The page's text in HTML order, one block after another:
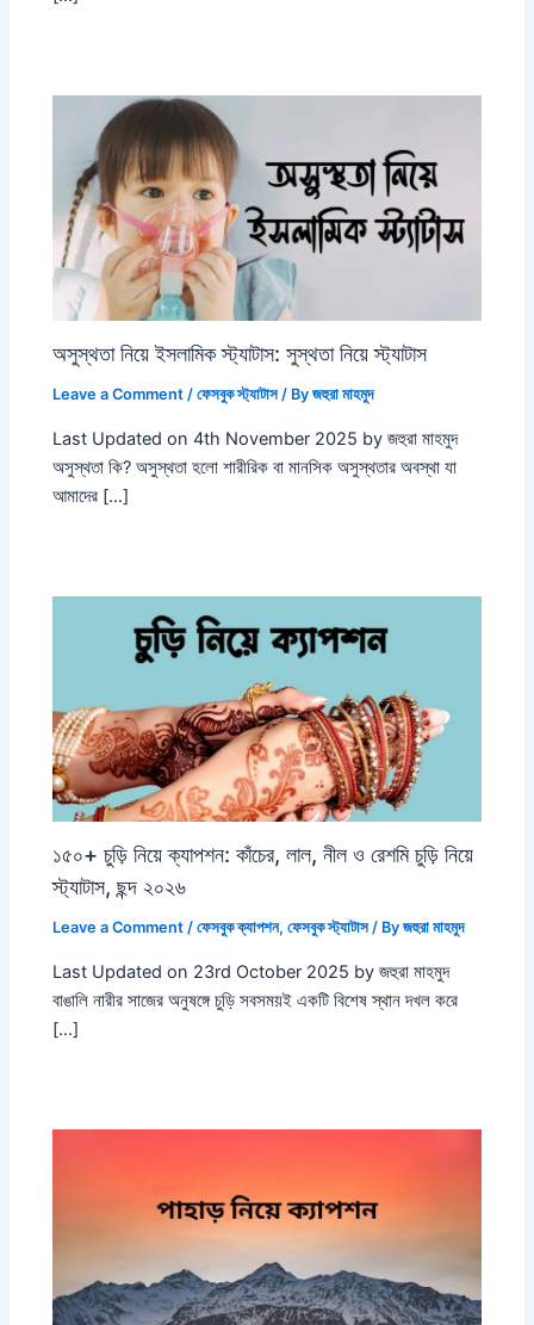
অসুস্থতা নিয়ে ইসলামিক স্ট্যাটাস: সুস্থতা নিয়ে স্ট্যাটাস
Leave a Comment /ফেসবুক স্ট্যাটাস/ Byজহুরা মাহমুদ
Last Updated on 4th November 2025 by জহুরা মাহমুদ
অসুস্থতা কি? অসুস্থতা হলো শারীরিক বা মানসিক অসুস্থতার অবস্থা যা
আমাদের […]
১৫০+ চুড়ি নিয়ে ক্যাপশন: কাঁচের, লাল, নীল ও রেশমি চুড়ি নিয়ে
স্ট্যাটাস, ছন্দ ২০২৬
Leave a Comment /ফেসবুক ক্যাপশন,ফেসবুক স্ট্যাটাস/ Byজহুরা মাহমুদ
Last Updated on 23rd October 2025 by জহুরা মাহমুদ
বাঙালি নারীর সাজের অনুষঙ্গে চুড়ি সবসময়ই একটি বিশেষ স্থান দখল করে
[…]